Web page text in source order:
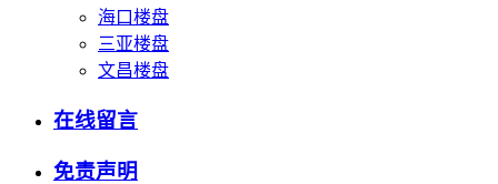
海口楼盘
三亚楼盘
文昌楼盘
在线留言
免责声明